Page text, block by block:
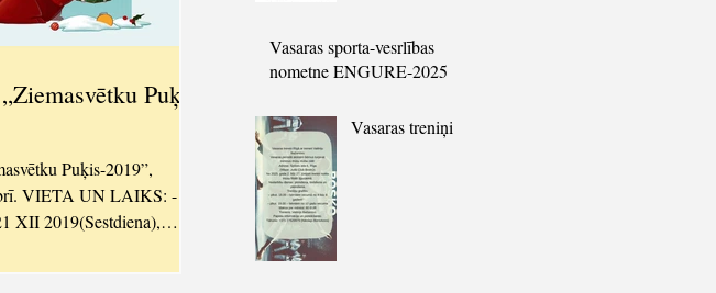
Puķis-
Puķis-2019”,
-
XII 2019(Sestdiena),
Vasaras sporta-vesrlības
nometne ENGURE-2025
Vasaras treniņi